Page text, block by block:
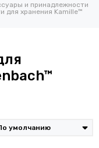
и принадлежности
для хранения Kamille™